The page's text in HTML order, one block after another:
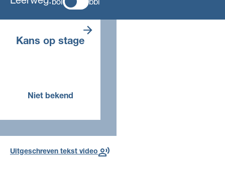
bol bbl
Kans op stage
Niet bekend
in de bol niet van
Voor deze opleiding, in dit
jaar
toekomst
Uitgeschreven tekst video